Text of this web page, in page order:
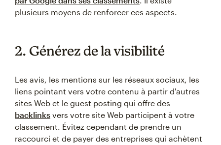
plusieurs moyens de renforcer ces aspects.
2. Générez de la visibilité
Les avis, les mentions sur les réseaux sociaux, les
liens pointant vers votre contenu à partir d'autres
sites Web et le guest posting qui offre des
backlinks vers votre site Web participent à votre
classement. Évitez cependant de prendre un
raccourci et de payer des entreprises qui achètent